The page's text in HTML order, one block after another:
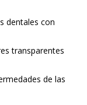
dentales con
transparentes
de las